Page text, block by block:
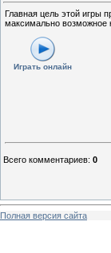
Главная цель этой игры
максимально возможное
Играть онлайн
Всего комментариев: 0
Полная версия сайта